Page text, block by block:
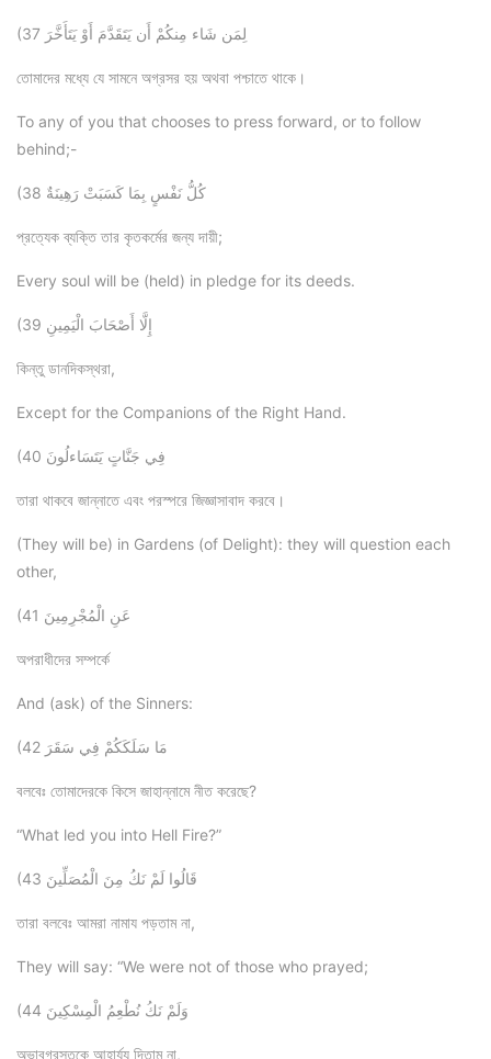
(37 لِمَن شَاء مِنكُمْ أَن يَتَقَدَّمَ أَوْ يَتَأَخَّرَ
তোমাদের মধ্যে যে সামনে অগ্রসর হয় অথবা পশ্চাতে থাকে।
To any of you that chooses to press forward, or to follow
behind;-
(38 كُلُّ نَفْسٍ بِمَا كَسَبَتْ رَهِينَةٌ
প্রত্যেক ব্যক্তি তার কৃতকর্মের জন্য দায়ী;
Every soul will be (held) in pledge for its deeds.
(39 إِلَّا أَصْحَابَ الْيَمِينِ
কিন্তু ডানদিকস্থরা,
Except for the Companions of the Right Hand.
(40 فِي جَنَّاتٍ يَتَسَاءلُونَ
তারা থাকবে জান্নাতে এবং পরস্পরে জিজ্ঞাসাবাদ করবে।
(They will be) in Gardens (of Delight): they will question each
other,
(41 عَنِ الْمُجْرِمِينَ
অপরাধীদের সম্পর্কে
And (ask) of the Sinners:
(42 مَا سَلَكَكُمْ فِي سَقَرَ
বলবেঃ তোমাদেরকে কিসে জাহান্নামে নীত করেছে?
“What led you into Hell Fire?”
(43 قَالُوا لَمْ نَكُ مِنَ الْمُصَلِّينَ
তারা বলবেঃ আমরা নামায পড়তাম না,
They will say: “We were not of those who prayed;
(44 وَلَمْ نَكُ نُطْعِمُ الْمِسْكِينَ
অভাবগ্রস্তকে আহার্য্য দিতাম না,